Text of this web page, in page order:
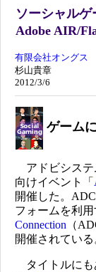
ソーシャル
Adobe AIR/
有限会社オングス
杉山貴章
2012/3/6
ゲーム
アドビシステ
向けイベント「
開催した。
フォームを利
Connection （
開催されている
タイトルにも